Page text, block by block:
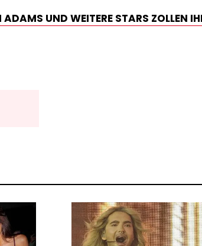
UND WEITERE STARS ZOLLEN